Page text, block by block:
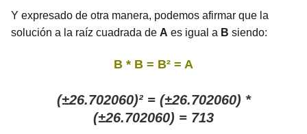
Y expresado de otra manera, podemos afirmar que la
solución a la raíz cuadrada de A es igual a B siendo:
B * B = B² = A
(±26.702060)² = (±26.702060) *
(±26.702060) = 713